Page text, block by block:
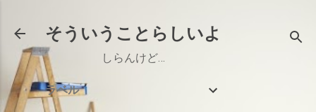
そういうことらしいよ
しらんけど…
ラベル